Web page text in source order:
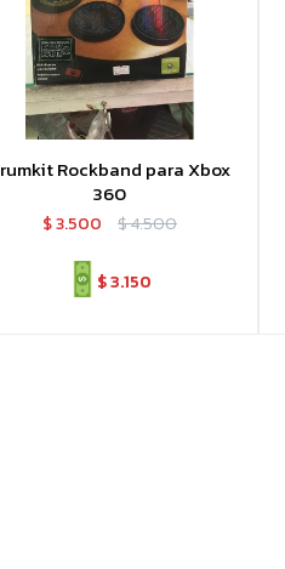
Rockband para Xbox
360
$3.500 $4.500
$3.150